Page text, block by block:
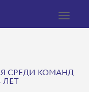
Toggle
СРЕДИ КОМАНД